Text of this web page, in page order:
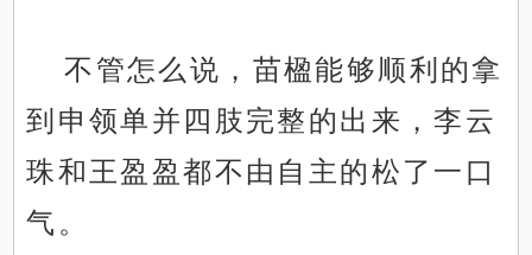
不管怎么说，苗楹能够顺利的拿
到申领单并四肢完整的出来，李云
珠和王盈盈都不由自主的松了一口
气。